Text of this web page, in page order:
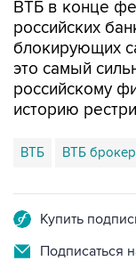
блокирующих
это самый
российскому
историю
ВТБ ВТБ брокер
Подписаться
Получать